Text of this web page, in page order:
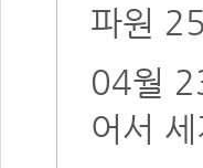
파원
04월
어서